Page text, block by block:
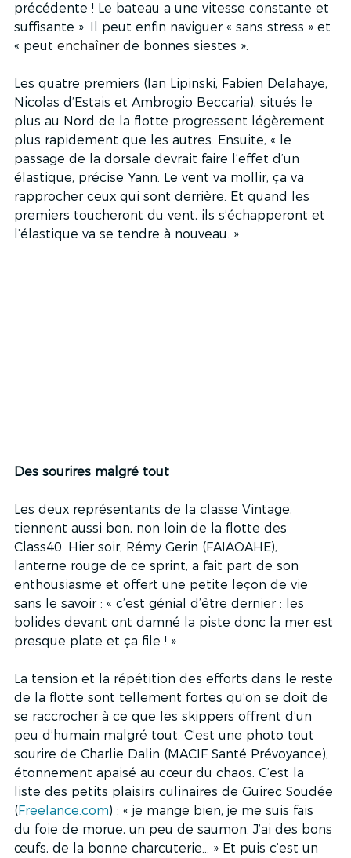
précédente ! Le bateau a une vitesse constante et
suffisante ». Il peut enfin naviguer « sans stress » et
« peut enchaîner de bonnes siestes ».
Les quatre premiers (Ian Lipinski, Fabien Delahaye,
Nicolas d’Estais et Ambrogio Beccaria), situés le
plus au Nord de la flotte progressent légèrement
plus rapidement que les autres. Ensuite, « le
passage de la dorsale devrait faire l’effet d’un
élastique, précise Yann. Le vent va mollir, ça va
rapprocher ceux qui sont derrière. Et quand les
premiers toucheront du vent, ils s’échapperont et
l’élastique va se tendre à nouveau. »
Des sourires malgré tout
Les deux représentants de la classe Vintage,
tiennent aussi bon, non loin de la flotte des
Class40. Hier soir, Rémy Gerin (FAIAOAHE),
lanterne rouge de ce sprint, a fait part de son
enthousiasme et offert une petite leçon de vie
sans le savoir : « c’est génial d’être dernier : les
bolides devant ont damné la piste donc la mer est
presque plate et ça file ! »
La tension et la répétition des efforts dans le reste
de la flotte sont tellement fortes qu’on se doit de
se raccrocher à ce que les skippers offrent d’un
peu d’humain malgré tout. C’est une photo tout
sourire de Charlie Dalin (MACIF Santé Prévoyance),
étonnement apaisé au cœur du chaos. C’est la
liste des petits plaisirs culinaires de Guirec Soudée
(Freelance.com) : « je mange bien, je me suis fais
du foie de morue, un peu de saumon. J’ai des bons
œufs, de la bonne charcuterie… » Et puis c’est un